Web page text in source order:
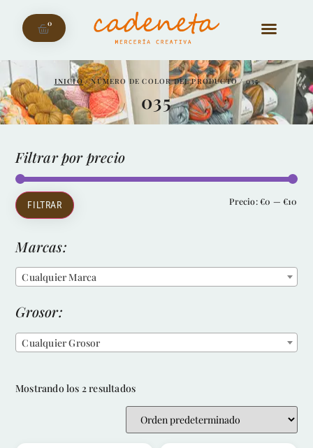
0
INICIO/ NÚMERO DE COLOR DEL PRODUCTO / 035
035
Filtrar por precio
FILTRAR Precio:€0 — €10
Marcas:
Cualquier Marca
Grosor:
Cualquier Grosor
Mostrando los 2 resultados